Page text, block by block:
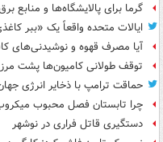
گرما برای پالایشگاه‌ها و منابع
ایالات متحده واقعاً یک «ببر
آیا مصرف قهوه و نوشیدنی‌های
توقف طولانی کامیون‌ها پشت
حماقت ترامپ با ذخایر انرژی
چرا تابستان فصل محبوب
دستگیری قاتل فراری در نوشهر